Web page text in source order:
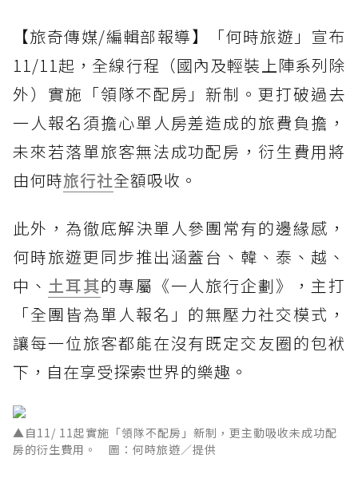
【旅奇傳媒/編輯部報導】「何時旅遊」宣布
11/11起，全線行程（國內及輕裝上陣系列除
外）實施「領隊不配房」新制。更打破過去
一人報名須擔心單人房差造成的旅費負擔，
未來若落單旅客無法成功配房，衍生費用將
由何時旅行社全額吸收。
此外，為徹底解決單人參團常有的邊緣感，
何時旅遊更同步推出涵蓋台、韓、泰、越、
中、 土耳其的專屬《一人旅行企劃》，主打
「全團皆為單人報名」的無壓力社交模式，
讓每一位旅客都能在沒有既定交友圈的包袱
下，自在享受探索世界的樂趣。
▲自11/ 11起實施「領隊不配房」新制，更主動吸收未成功配
房的衍生費用。 圖：何時旅遊／提供